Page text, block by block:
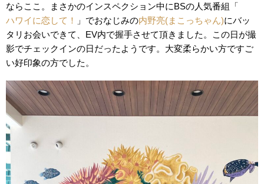
ならここ。まさかのインスペクション中にBSの人気番組「
ハワイに恋して！
」でおなじみの内野亮(まこっちゃん)にバッ
タリお会いできて、EV内で握手させて頂きました。この日が撮
影でチェックインの日だったようです。大変柔らかい方ですご
い好印象の方でした。